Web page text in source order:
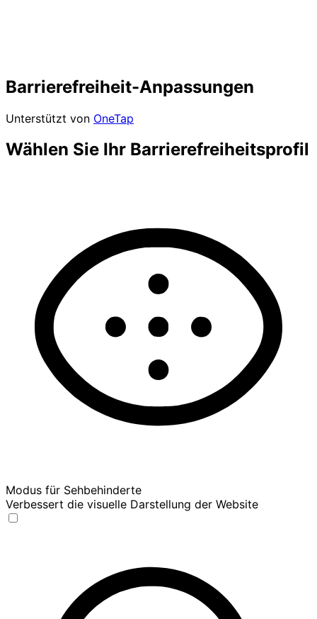
Barrierefreiheit-Anpassungen
Unterstützt von OneTap
Wählen Sie Ihr Barrierefreiheitsprofil
Modus für Sehbehinderte
Verbessert die visuelle Darstellung der Website